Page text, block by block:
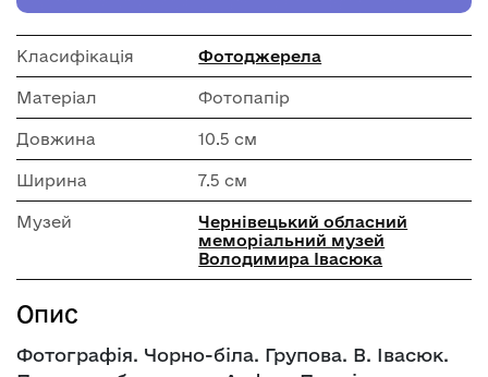
Класифікація Фотоджерела
Матеріал Фотопапір
Довжина 10.5 см
Ширина 7.5 см
Музей
Чернівецький обласний
меморіальний музей
Володимира Івасюка
Опис
Фотографія. Чорно-біла. Групова. В. Івасюк.